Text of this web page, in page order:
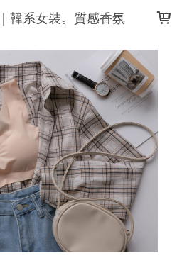
韓系女裝。質感香氛